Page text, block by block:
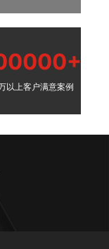
以上客户满意案例